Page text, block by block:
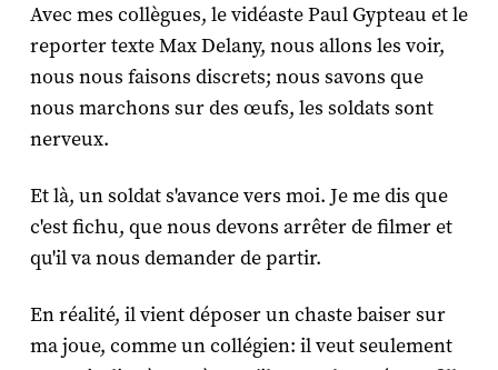
Avec mes collègues, le vidéaste Paul Gypteau et le
reporter texte Max Delany, nous allons les voir,
nous nous faisons discrets; nous savons que
nous marchons sur des œufs, les soldats sont
nerveux.
Et là, un soldat s'avance vers moi. Je me dis que
c'est fichu, que nous devons arrêter de filmer et
qu'il va nous demander de partir.
En réalité, il vient déposer un chaste baiser sur
ma joue, comme un collégien: il veut seulement